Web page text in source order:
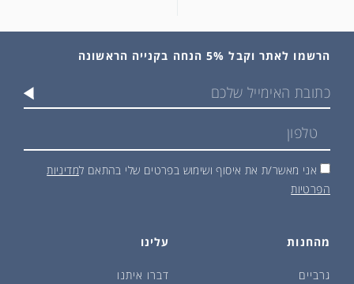
מהחנות
גרביים
עלינו
דברו איתנו
הרשמו לאתר וקבל 5% הנחה בקנייה הראשונה
אני מאשר/ת את איסוף ושימוש בפרטים שלי בהתאם למדיניות
הפרטיות